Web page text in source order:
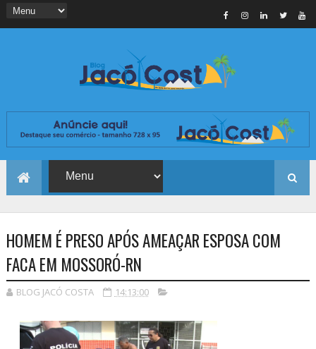
HOMEM É PRESO APÓS AMEAÇAR ESPOSA COM
FACA EM MOSSORÓ-RN
BLOG JACÓ COSTA 14:13:00